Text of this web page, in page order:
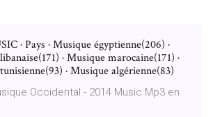
· Pays · Musique égyptienne(206) ·
· Musique marocaine(171) ·
· Musique algérienne(83)
Occidental - 2014 Music Mp3 en